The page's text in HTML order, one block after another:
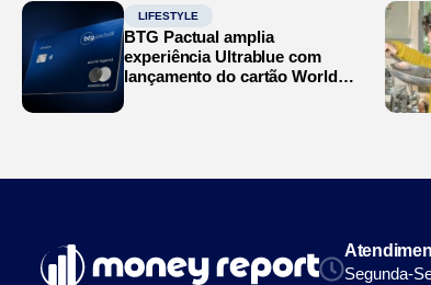
LIFESTYLE
BTG Pactual amplia
experiência Ultrablue com
lançamento do cartão World
Segunda-